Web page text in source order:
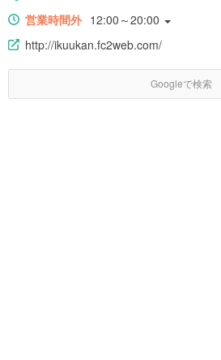
営業時間外 12:00～20:00
http://ikuukan.fc2web.com/
Googleで検索